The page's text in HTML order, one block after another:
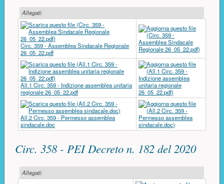
Allegati:
Circ. 359 - Assemblea Sindacale Regionale
26_05_22.pdf
All.1 Circ. 359 - Indizione assemblea unitaria
regionale 26_05_22.pdf
All.2 Circ. 359 - Permesso assemblea
sindacale.doc
Circ. 358 - PEI Decreto n. 182 del 2020
Allegati: